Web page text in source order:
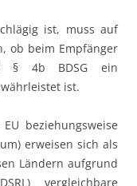
ist, muss auf
ob beim Empfänger
§ 4b BDSG ein
ist.
beziehungsweise
erweisen sich als
Ländern aufgrund
vergleichbare